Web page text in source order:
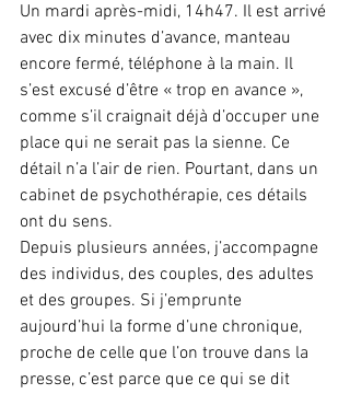
Un mardi après-midi, 14h47. Il est arrivé
avec dix minutes d’avance, manteau
encore fermé, téléphone à la main. Il
s’est excusé d’être « trop en avance »,
comme s’il craignait déjà d’occuper une
place qui ne serait pas la sienne. Ce
détail n’a l’air de rien. Pourtant, dans un
cabinet de psychothérapie, ces détails
ont du sens.
Depuis plusieurs années, j’accompagne
des individus, des couples, des adultes
et des groupes. Si j’emprunte
aujourd’hui la forme d’une chronique,
proche de celle que l’on trouve dans la
presse, c’est parce que ce qui se dit